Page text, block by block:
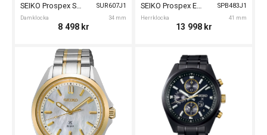
SUR607J1
Damklocka 34 mm
SEIKO Prospex Sea 34mm
8 498 kr
SPB483J1
Herrklocka 41 mm
SEIKO Prospex Elegant Automatic Divers 41mm
13 998 kr